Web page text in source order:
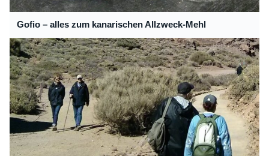
Gofio – alles zum kanarischen Allzweck-Mehl